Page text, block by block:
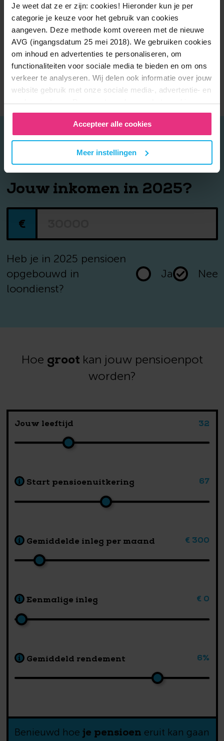
Je weet dat ze er zijn: cookies! Hieronder kun je per
categorie je keuze voor het gebruik van cookies
aangeven. Deze methode komt overeen met de nieuwe
AVG (ingangsdatum 25 mei 2018). We gebruiken cookies
om inhoud en advertenties te personaliseren, om
functionaliteiten voor sociale media te bieden en om ons
verkeer te analyseren. Wij delen ook informatie over jouw
website gebruik met onze sociale media-, advertentie- en
analysepartners. Deze partners kunnen het combineren
met andere informatie die je aan hen hebt verstrekt of die
zij hebben verzameld door gebruikt te maken van hun
diensten. In hetPrivacy en Cookie Statementkan je
hier meer over lezen. Wil je de beste website ervaring?
Vink dan alle vakjes aan. Ben je per ongeluk op deze
website gekomen of heb je een hekel aan op jou
afgestemde informatie? Laat ze dan uit staan.
Accepteer alle cookies
Meer instellingen
Bereken jouw jaarruimteen
belastingteruggave
Jouw inkomen in 2025?
€
Heb je in 2025 pensioen
opgebouwd in
loondienst?
Ja Nee
Hoe groot kan jouw pensioenpot
worden?
Jouw leeftijd 32
Start pensioenuitkering 67
Gemiddelde inleg per maand € 300
Eenmalige inleg € 0
Gemiddeld rendement 6%
Wat mis ik als ikjaar later begin?
Benieuwd hoe je pensioen eruit kan gaan